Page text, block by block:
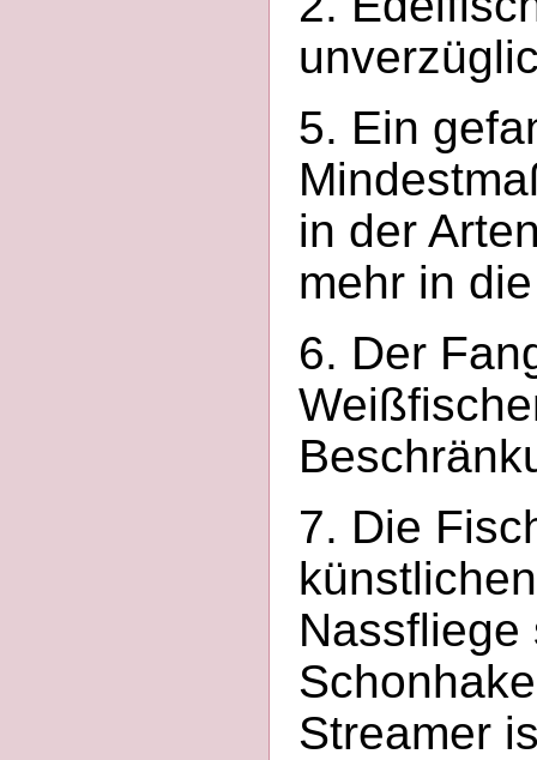
5. Ein
in der
mehr in
6. Der
7. Die
Nassfliege
Streamer